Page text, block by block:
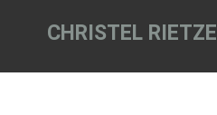
CHRISTEL RIETZE